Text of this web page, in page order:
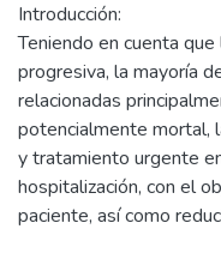
Introducción:
Teniendo en cuenta
progresiva, la mayoría
relacionadas
potencialmente mortal,
y tratamiento urgente
hospitalización, con el
paciente, así como